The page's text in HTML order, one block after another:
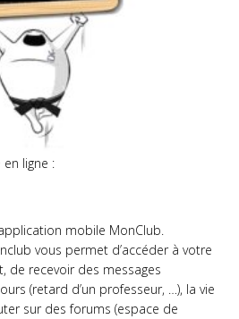
ligne :
mobile MonClub.
vous permet d’accéder à votre
de recevoir des messages
(retard d’un professeur, …), la vie
sur des forums (espace de